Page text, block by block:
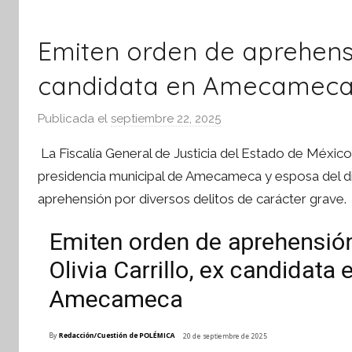
Emiten orden de
candidata en Amecameca
Publicada el septiembre 22, 2025
r
S
í
s
I
La Fiscalía General de Justicia del Estado de
presidencia municipal de Amecameca y esposa del
aprehensión por diversos delitos de carácter grave.